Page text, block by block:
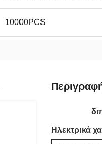
10000PCS
Ηλεκτρικά